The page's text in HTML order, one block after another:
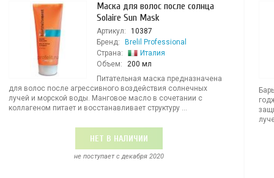
Маска для волос после солнца
Solaire Sun Mask
Артикул:
10387
Бренд:
Brelil Professional
Страна:
Италия
Объем:
200 мл
Питательная маска предназначена
для волос после агрессивного воздействия солнечных
лучей и морской воды. Манговое масло в сочетании с
коллагеном питает и восстанавливает структуру ...
НЕТ В НАЛИЧИИ
не поступает c декабря 2020